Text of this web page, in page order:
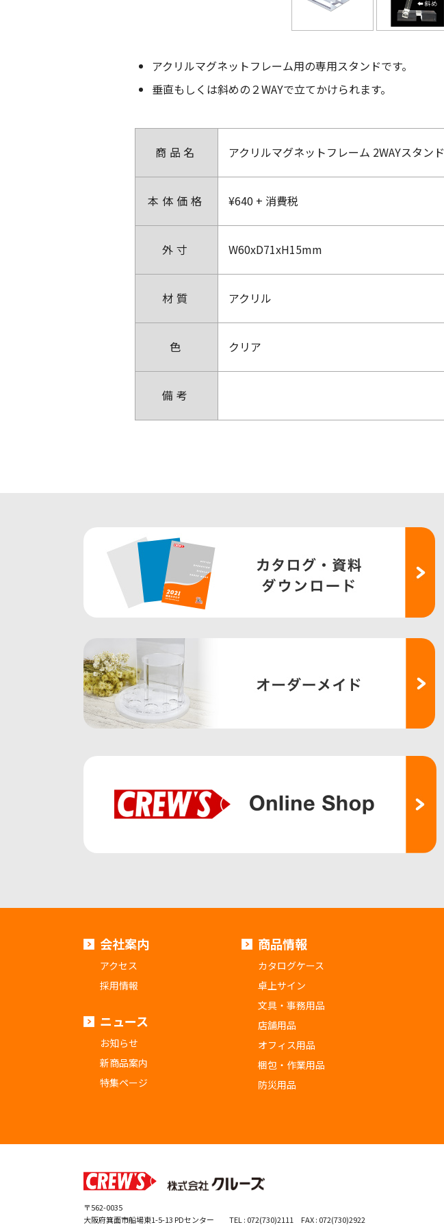
アクリルマグネットフレーム用の専用スタンドです。
垂直もしくは斜めの２WAYで立てかけられます。
商品名 アクリルマグネットフレーム 2WAYスタンド
本体価格 ¥640 + 消費税
外寸 W60xD71xH15mm
材質 アクリル
色 クリア
備考
会社案内
アクセス
採用情報
ニュース
お知らせ
新商品案内
特集ページ
商品情報
カタログケース
卓上サイン
文具・事務用品
店舗用品
オフィス用品
梱包・作業用品
防災用品
〒562-0035
大阪府箕面市船場東1-5-13 PDセンター TEL : 072(730)2111 FAX : 072(730)2922